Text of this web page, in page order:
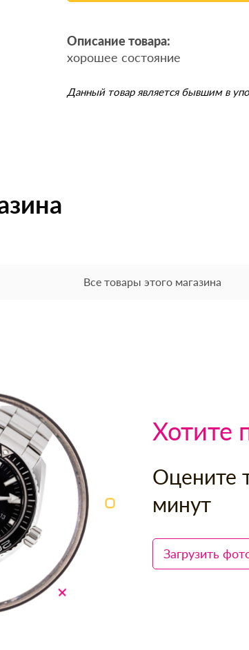
Описание товара:
хорошее состояние
Данный товар является бывшим в
Все товары этого магазина
Хотите
Оцените
минут
Загрузить